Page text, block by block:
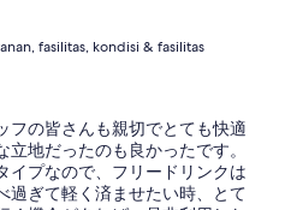
fasilitas, kondisi & fasilitas
フの皆さんも親切でとても快適
地だったのも良かったです。
イプなので、フリードリンクは
過ぎて軽く済ませたい時、とて